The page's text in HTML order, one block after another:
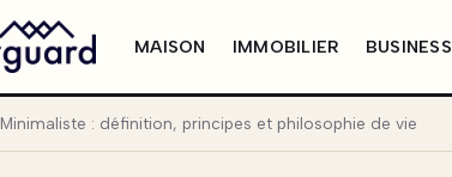
MAISON IMMOBILIER BUSINESS
Minimaliste : définition, principes et philosophie de vie